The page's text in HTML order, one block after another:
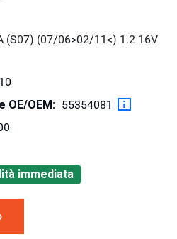
(S07) (07/06>02/11<) 1.2 16V
OE/OEM: 55354081
immediata